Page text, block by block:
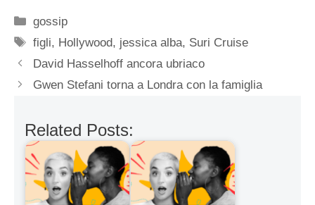
Categorie
gossip
Tag
figli, Hollywood, jessica alba, Suri Cruise
David Hasselhoff ancora ubriaco
Gwen Stefani torna a Londra con la famiglia
Related Posts: